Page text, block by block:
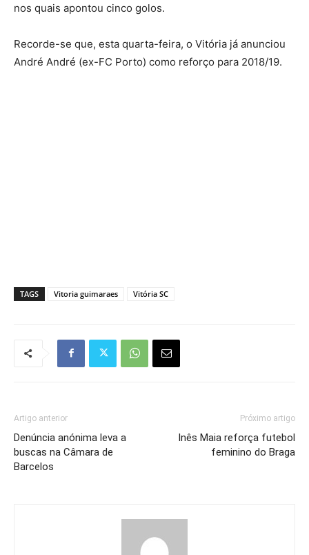
nos quais apontou cinco golos.
Recorde-se que, esta quarta-feira, o Vitória já anunciou
André André (ex-FC Porto) como reforço para 2018/19.
TAGS Vitoria guimaraes Vitória SC
Artigo anterior
Denúncia anónima leva a
buscas na Câmara de
Barcelos
Próximo artigo
Inês Maia reforça futebol
feminino do Braga